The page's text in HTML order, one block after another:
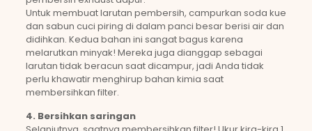
Untuk membuat larutan pembersih, campurkan soda kue
dan sabun cuci piring di dalam panci besar berisi air dan
didihkan. Kedua bahan ini sangat bagus karena
melarutkan minyak! Mereka juga dianggap sebagai
larutan tidak beracun saat dicampur, jadi Anda tidak
perlu khawatir menghirup bahan kimia saat
membersihkan filter.
4. Bersihkan saringan